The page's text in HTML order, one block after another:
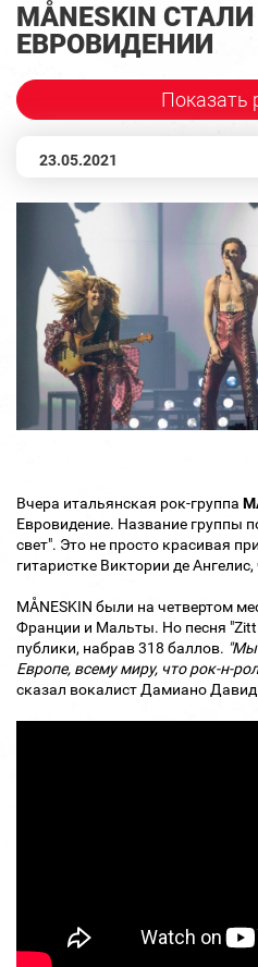
MÅNESKIN
ЕВРОВИДЕНИИ
Показать
23.05.2021
Вчера итальянская рок-группа
Евровидение. Название группы
свет". Это не просто красивая
гитаристке Виктории де
MÅNESKIN были на четвертом
Франции и Мальты. Но песня
публики, набрав 318 баллов. "Мы
Европе, всему миру, что рок-н-
сказал вокалист Дамиано